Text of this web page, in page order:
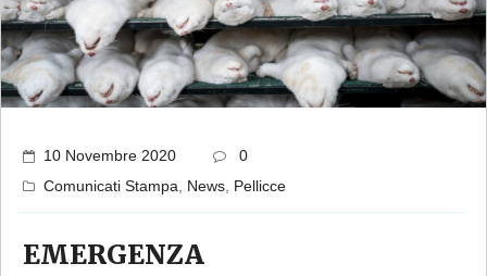
10 Novembre 2020
0
Comunicati Stampa
News Pellicce
EMERGENZA